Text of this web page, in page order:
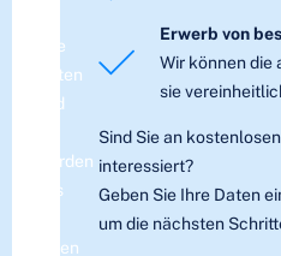
Erwerb von
Wir können
sie
Sind Sie an
interessiert?
Geben Sie Ihre Daten
um die nächsten
Ihre
Daten
und
werden
uns
Ihnen